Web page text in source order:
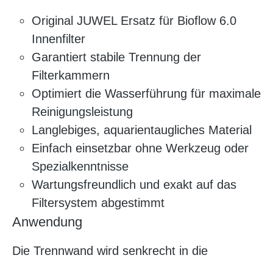
Original JUWEL Ersatz für Bioflow 6.0
Innenfilter
Garantiert stabile Trennung der
Filterkammern
Optimiert die Wasserführung für maximale
Reinigungsleistung
Langlebiges, aquarientaugliches Material
Einfach einsetzbar ohne Werkzeug oder
Spezialkenntnisse
Wartungsfreundlich und exakt auf das
Filtersystem abgestimmt
Anwendung
Die Trennwand wird senkrecht in die